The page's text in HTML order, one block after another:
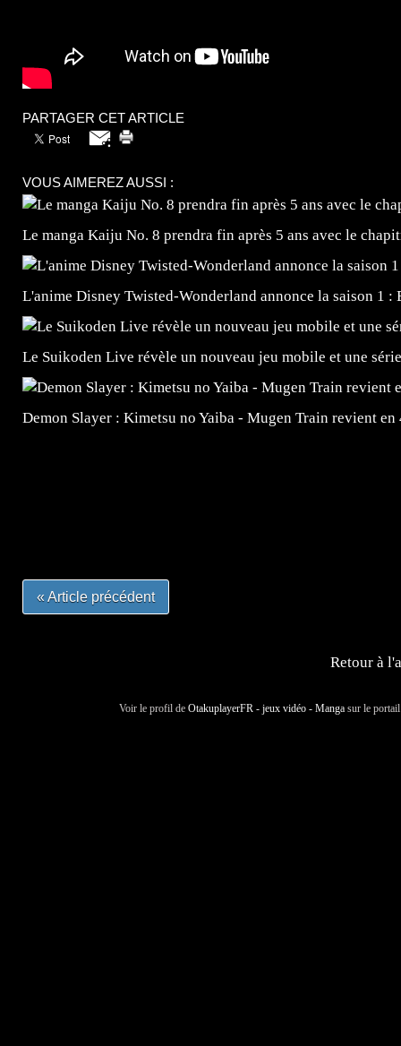
PARTAGER CET ARTICLE
VOUS AIMEREZ AUSSI :
Le manga Kaiju No. 8 prendra fin après 5 ans avec le
L'anime Disney Twisted-Wonderland annonce la saison 1
Le Suikoden Live révèle un nouveau jeu mobile et une
Demon Slayer : Kimetsu no Yaiba - Mugen Train revient en
« Article précédent
Retour à
Voir le profil de OtakuplayerFR - jeux vidéo - Manga sur le